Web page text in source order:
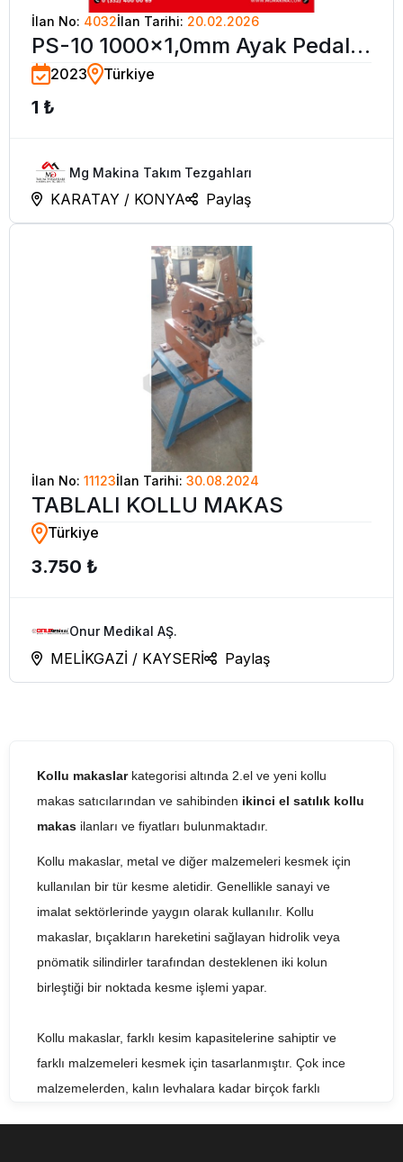
İlan No: 4032İlan Tarihi: 20.02.2026
PS-10 1000×1,0mm Ayak Pedallı
Makas
2023 Türkiye
1 ₺
Mg Makina Takım Tezgahları
KARATAY / KONYA Paylaş
İlan No: 11123İlan Tarihi: 30.08.2024
TABLALI KOLLU MAKAS
Türkiye
3.750 ₺
Onur Medikal AŞ.
MELİKGAZİ / KAYSERİ Paylaş
Kollu makaslarkategorisi altında 2.el ve yeni kollu
makas satıcılarından ve sahibinden ikinci el satılık kollu
makas ilanları ve fiyatları bulunmaktadır.
Kollu makaslar, metal ve diğer malzemeleri kesmek için
kullanılan bir tür kesme aletidir. Genellikle sanayi ve
imalat sektörlerinde yaygın olarak kullanılır. Kollu
makaslar, bıçakların hareketini sağlayan hidrolik veya
pnömatik silindirler tarafından desteklenen iki kolun
birleştiği bir noktada kesme işlemi yapar.
Kollu makaslar, farklı kesim kapasitelerine sahiptir ve
farklı malzemeleri kesmek için tasarlanmıştır. Çok ince
malzemelerden, kalın levhalara kadar birçok farklı